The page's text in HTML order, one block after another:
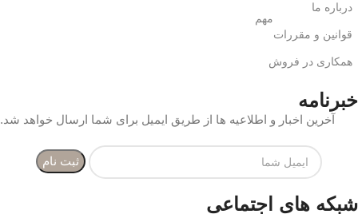
درباره ما
قوانین و مقررات
مهم
همکاری در فروش
خبرنامه
آخرین اخبار و اطلاعیه ها از طریق ایمیل برای شما ارسال خواهد شد.
شبکه های اجتماعی